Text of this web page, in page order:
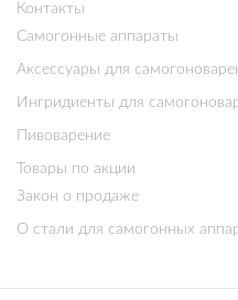
Контакты
Самогонные аппараты
Аксессуары для
Ингридиенты для
Пивоварение
Товары по акции
Закон о продаже
О стали для самогонных